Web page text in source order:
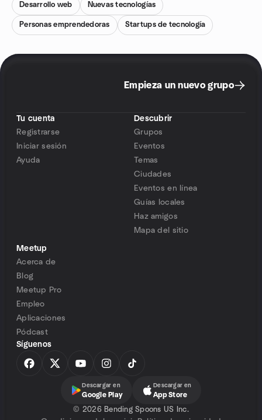
Desarrollo web Nuevas tecnologías
Personas emprendedoras Startups de tecnología
Empieza un nuevo grupo
Tu cuenta
Registrarse
Iniciar sesión
Ayuda
Descubrir
Grupos
Eventos
Temas
Ciudades
Eventos en línea
Guías locales
Haz amigos
Mapa del sitio
Meetup
Acerca de
Blog
Meetup Pro
Empleo
Aplicaciones
Pódcast
Síguenos
Descargar en
Google Play
Descargar en
App Store
© 2026 Bending Spoons US Inc.